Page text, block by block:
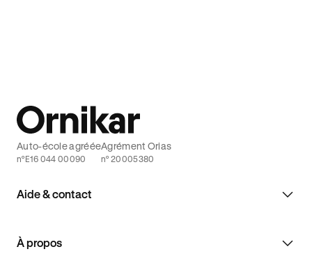
Aide & contact
À propos
Auto-école agréée
n°E16 044 00090
Agrément Orias
n° 20005380